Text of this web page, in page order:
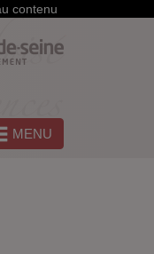
contenu
MENU